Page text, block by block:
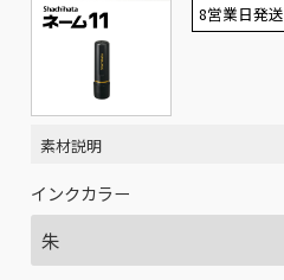
8営業日発送
素材説明
インクカラー